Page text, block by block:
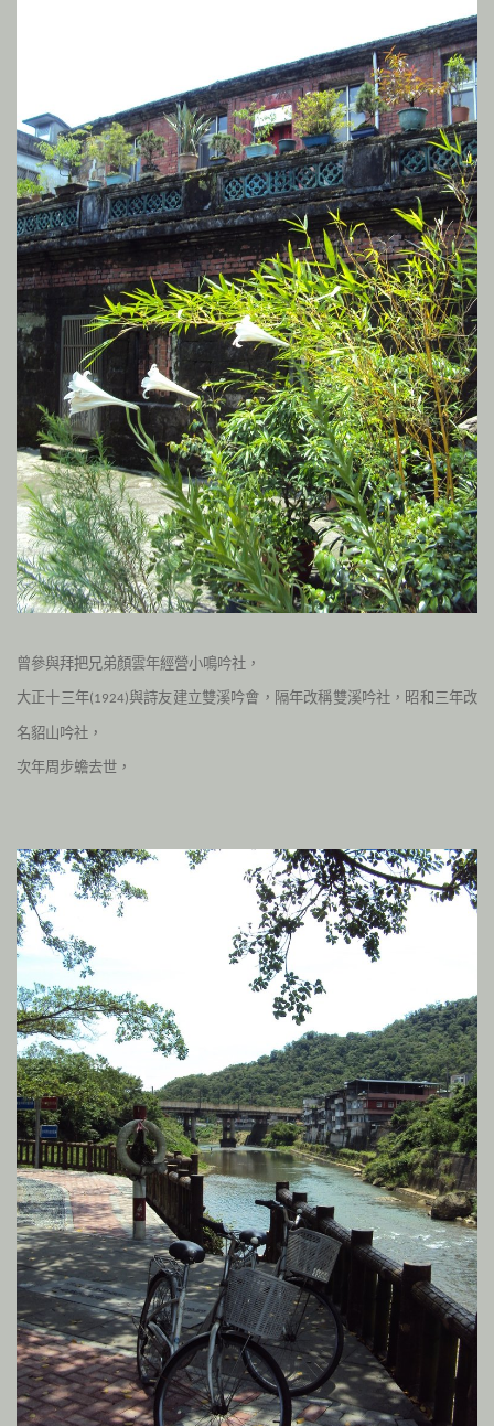
曾參與拜把兄弟顏雲年經營小鳴吟社 ，
大正十三年(1924)與詩友建立雙溪吟會 ，隔年改稱雙溪吟社 ，昭和三年改
名貂山吟社 ，
次年周步蟾去世，